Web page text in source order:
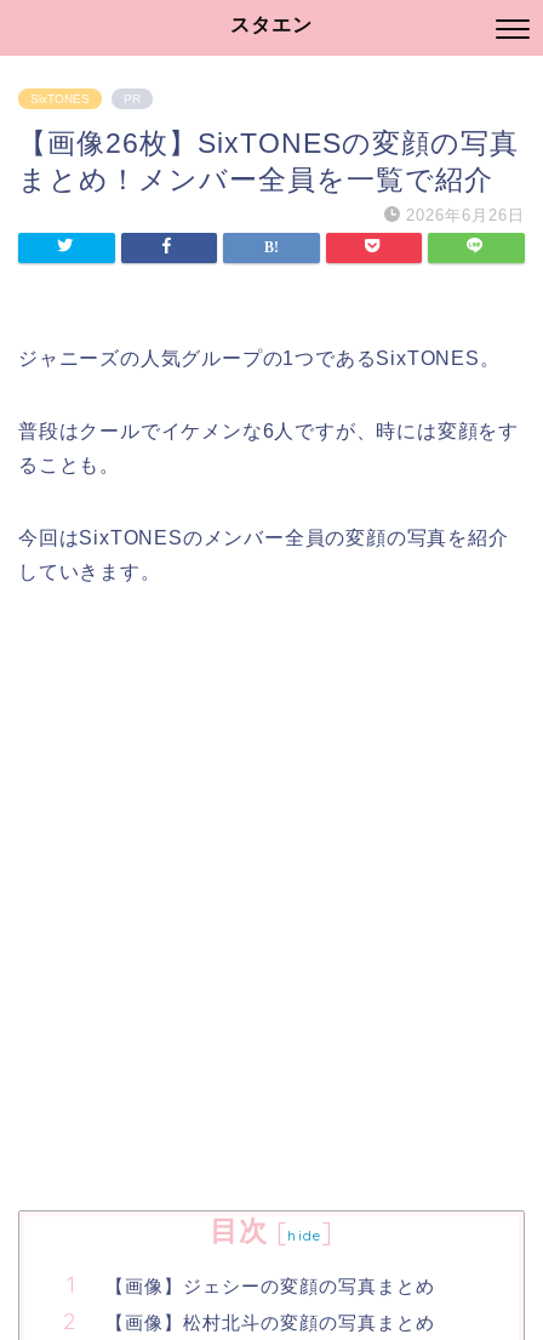
スタエン
SixTONES PR
【画像26枚】SixTONESの変顔の写真
まとめ！メンバー全員を一覧で紹介
2026年6月26日
ジャニーズの人気グループの1つであるSixTONES。
普段はクールでイケメンな6人ですが、時には変顔をす
ることも。
今回はSixTONESのメンバー全員の変顔の写真を紹介
していきます。
目次 [hide]
【画像】ジェシーの変顔の写真まとめ
【画像】松村北斗の変顔の写真まとめ